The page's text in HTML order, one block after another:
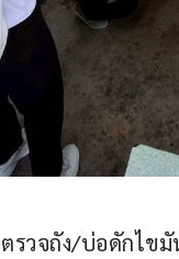
รวจถัง/บ่อดักไ